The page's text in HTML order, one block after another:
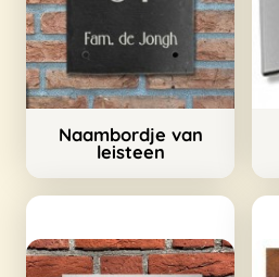
Naambordje van
leisteen